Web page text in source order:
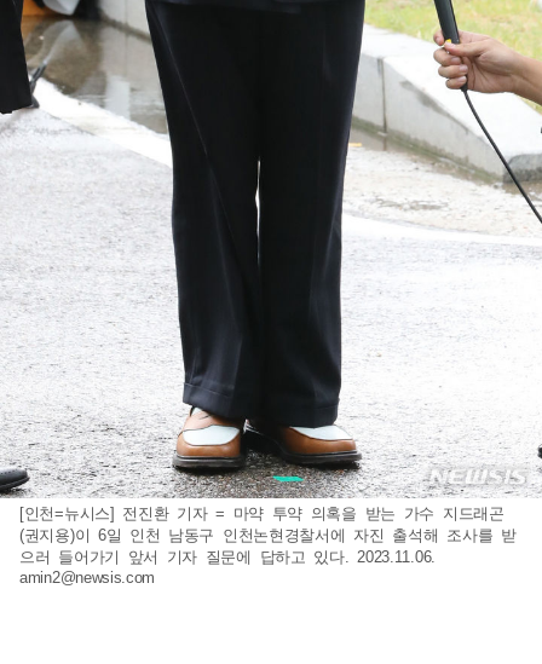
[인천=뉴시스] 전진환 기자 = 마약 투약 의혹을 받는 가수 지드래곤
(권지용)이 6일 인천 남동구 인천논현경찰서에 자진 출석해 조사를 받
으러 들어가기 앞서 기자 질문에 답하고 있다. 2023.11.06.
amin2@newsis.com